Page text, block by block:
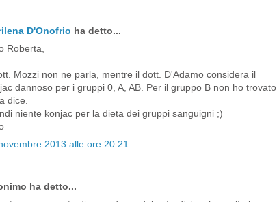
D'Onofrio ha detto...
Roberta,
Mozzi non ne parla, mentre il dott. D'Adamo considera il
dannoso per i gruppi 0, A, AB. Per il gruppo B non ho trovato
dice.
niente konjac per la dieta dei gruppi sanguigni ;)
2013 alle ore 20:21
ha detto...